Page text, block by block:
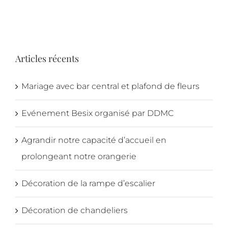
Articles récents
Mariage avec bar central et plafond de fleurs
Evénement Besix organisé par DDMC
Agrandir notre capacité d’accueil en
prolongeant notre orangerie
Décoration de la rampe d’escalier
Décoration de chandeliers